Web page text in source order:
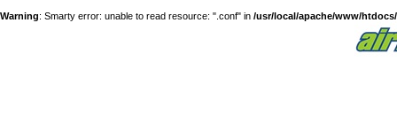
Warning: Smarty error: unable to read resource: ".conf" in /usr/local/apache/www/